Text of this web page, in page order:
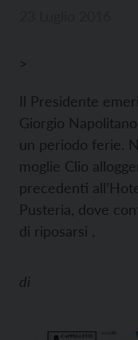
>
Il Presidente
Giorgio
un periodo ferie.
moglie Clio
precedenti
Pusteria, dove
di riposarsi .
di